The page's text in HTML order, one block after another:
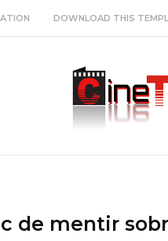
DOWNLOAD THIS
de mentir